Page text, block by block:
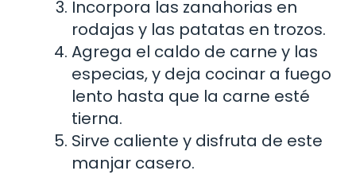
Incorpora las zanahorias en
rodajas y las patatas en trozos.
Agrega el caldo de carne y las
especias, y deja cocinar a fuego
lento hasta que la carne esté
tierna.
Sirve caliente y disfruta de este
manjar casero.